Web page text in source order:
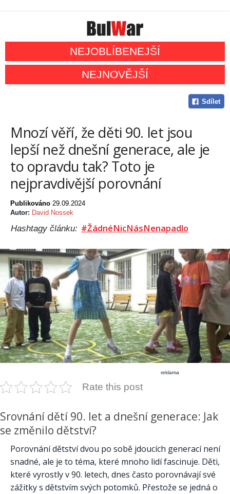
NEJOBLÍBENEJŠÍ
NEJNOVĚJŠÍ
Sdílet
Mnozí věří, že děti 90. let jsou
lepší než dnešní generace, ale je
to opravdu tak? Toto je
nejpravdivější porovnání
Publikováno 29.09.2024
Autor: David Nossek
Hashtagy článku: #ŽádnéNicNásNenapadlo
reklama
Rate this post
Srovnání dětí 90. let a dnešní generace: Jak
se změnilo dětství?
Porovnání dětství dvou po sobě jdoucích generací není
snadné, ale je to téma, které mnoho lidí fascinuje. Děti,
které vyrostly v 90. letech, dnes často porovnávají své
zážitky s dětstvím svých potomků. Přestože se jedná o